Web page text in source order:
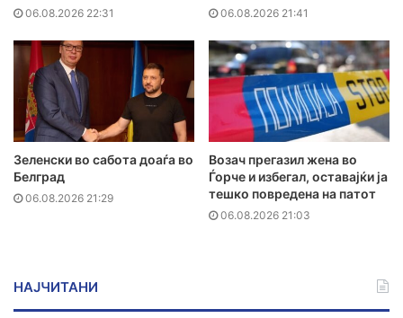
06.08.2026 22:31 06.08.2026 21:41
Зеленски во сабота доаѓа во
Белград
06.08.2026 21:29
Возач прегазил жена во
Ѓорче и избегал, оставајќи ја
тешко повредена на патот
06.08.2026 21:03
НАЈЧИТАНИ